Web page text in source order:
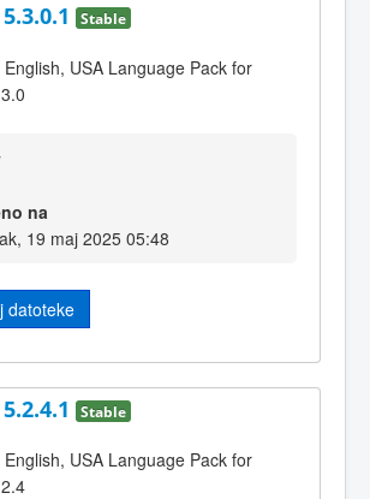
Stable
USA Language Pack for
na
19 maj 2025 05:48
datoteke
Stable
USA Language Pack for